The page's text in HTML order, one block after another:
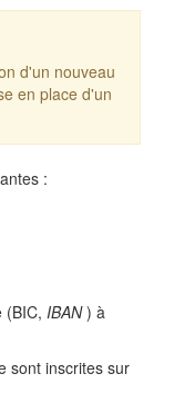
d'un nouveau
en place d'un
:
(BIC, IBAN ) à
sont inscrites sur